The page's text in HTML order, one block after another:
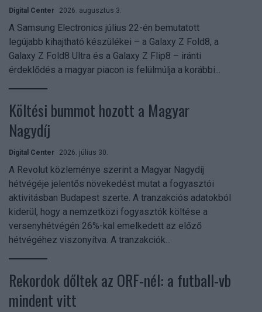
Digital Center 2026. augusztus 3.
A Samsung Electronics július 22-én bemutatott
legújabb kihajtható készülékei – a Galaxy Z Fold8, a
Galaxy Z Fold8 Ultra és a Galaxy Z Flip8 – iránti
érdeklődés a magyar piacon is felülmúlja a korábbi...
Költési bummot hozott a Magyar
Nagydíj
Digital Center 2026. július 30.
A Revolut közleménye szerint a Magyar Nagydíj
hétvégéje jelentős növekedést mutat a fogyasztói
aktivitásban Budapest szerte. A tranzakciós adatokból
kiderül, hogy a nemzetközi fogyasztók költése a
versenyhétvégén 26%-kal emelkedett az előző
hétvégéhez viszonyítva. A tranzakciók...
Rekordok dőltek az ORF-nél: a futball-vb
mindent vitt